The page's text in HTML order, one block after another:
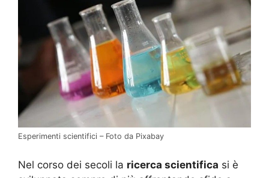
Esperimenti scientifici – Foto da Pixabay
Nel corso dei secoli la ricerca scientifica si è